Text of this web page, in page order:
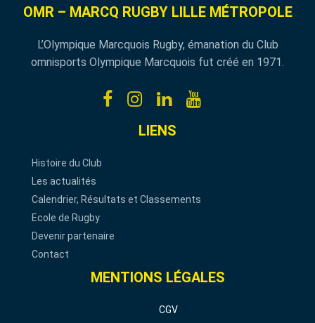
OMR – MARCQ RUGBY LILLE MÉTROPOLE
L’Olympique Marcquois Rugby, émanation du Club
omnisports Olympique Marcquois fut créé en 1971.
LIENS
Histoire du Club
Les actualités
Calendrier, Résultats et Classements
Ecole de Rugby
Devenir partenaire
Contact
MENTIONS LÉGALES
CGV